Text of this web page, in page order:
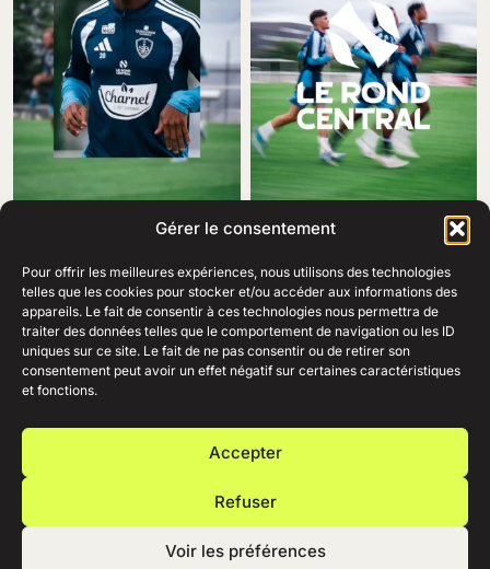
Gérer le consentement
Pour offrir les meilleures expériences, nous utilisons des technologies
telles que les cookies pour stocker et/ou accéder aux informations des
appareils. Le fait de consentir à ces technologies nous permettra de
traiter des données telles que le comportement de navigation ou les ID
uniques sur ce site. Le fait de ne pas consentir ou de retirer son
consentement peut avoir un effet négatif sur certaines caractéristiques
et fonctions.
Accepter
Refuser
Voir les préférences
69 Rue Amiral Romain Desfosses,
29200 Brest
02 98 41 41 99
Ouvert du lundi au samedi
+
ESPACE PRO +